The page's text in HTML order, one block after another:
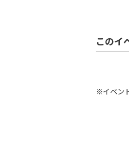
このイ
※イベン